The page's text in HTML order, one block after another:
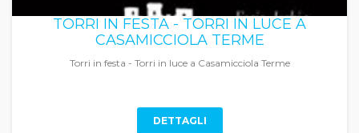
TORRI IN FESTA - TORRI IN LUCE A
CASAMICCIOLA TERME
Torri in festa - Torri in luce a Casamicciola Terme
DETTAGLI